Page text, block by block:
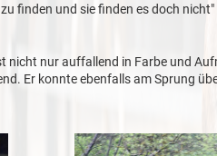
finden und sie finden es doch nicht"
nicht nur auffallend in Farbe und
Er konnte ebenfalls am Sprung